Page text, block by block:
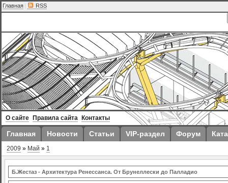
Главная | RSS
О сайте Правила сайта Контакты
Главная Новости Статьи VIP-раздел Форум
2009 » Май » 1
Б.Жестаз - Архитектура Ренессанса. От Брунеллески до Палладио